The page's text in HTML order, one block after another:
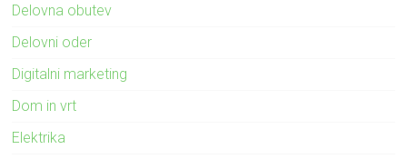
Delovna obutev
Delovni oder
Digitalni marketing
Dom in vrt
Elektrika